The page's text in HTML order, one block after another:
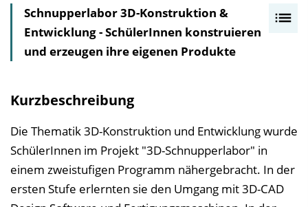
s
e
r
Schnupperlabor 3D-Konstruktion &
Entwicklung - SchülerInnen konstruieren
und erzeugen ihre eigenen Produkte
Kurzbeschreibung
Die Thematik 3D-Konstruktion und Entwicklung wurde
SchülerInnen im Projekt "3D-Schnupperlabor" in
einem zweistufigen Programm nähergebracht. In der
ersten Stufe erlernten sie den Umgang mit 3D-CAD